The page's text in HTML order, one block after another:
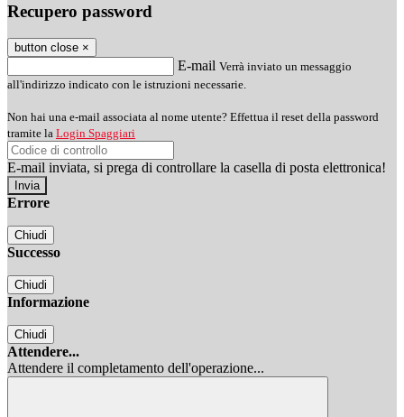
Recupero password
button close ×
E-mail Verrà inviato un messaggio
all'indirizzo indicato con le istruzioni necessarie.
Non hai una e-mail associata al nome utente? Effettua il reset della password
tramite la Login Spaggiari
E-mail inviata, si prega di controllare la casella di posta elettronica!
Errore
Chiudi
Successo
Chiudi
Informazione
Chiudi
Attendere...
Attendere il completamento dell'operazione...